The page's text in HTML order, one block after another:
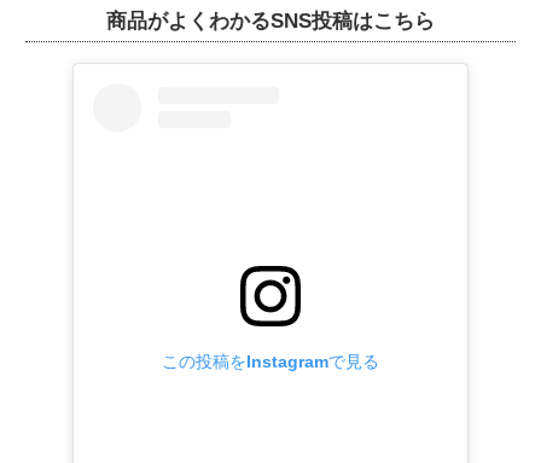
商品がよくわかるSNS投稿はこちら
この投稿をInstagramで見る